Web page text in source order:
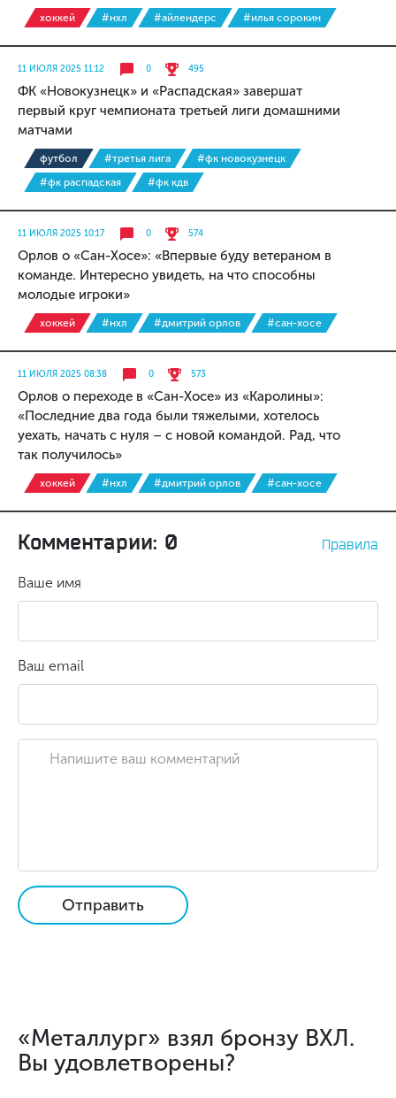
хоккей #нхл #айлендерс #илья сорокин
11 ИЮЛЯ 2025 11:12 0 495
ФК «Новокузнецк» и «Распадская» завершат
первый круг чемпионата третьей лиги домашними
матчами
футбол #третья лига
#фк новокузнецк
#фк распадская
#фк кдв
11 ИЮЛЯ 2025 10:17 0 574
Орлов о «Сан-Хосе»: «Впервые буду ветераном в
команде. Интересно увидеть, на что способны
молодые игроки»
хоккей #нхл #дмитрий орлов #сан-хосе
11 ИЮЛЯ 2025 08:38 0 573
Орлов о переходе в «Сан-Хосе» из «Каролины»:
«Последние два года были тяжелыми, хотелось
уехать, начать с нуля – с новой командой. Рад, что
так получилось»
хоккей #нхл #дмитрий орлов #сан-хосе
Комментарии: 0 Правила
Ваше имя
Ваш email
Отправить
«Металлург» взял бронзу ВХЛ.
Вы удовлетворены?